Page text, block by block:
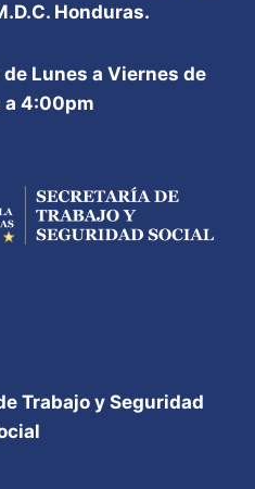
Honduras.
Lunes a Viernes de
a 4:00pm
Trabajo y Seguridad